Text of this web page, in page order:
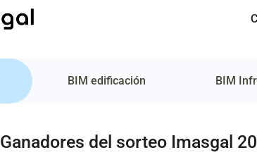
BIM edificación BIM
Ganadores del sorteo Imasgal